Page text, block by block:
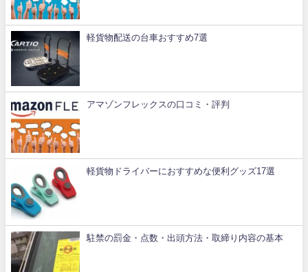
軽貨物配送の台車おすすめ7選
アマゾンフレックスの口コミ・評判
軽貨物ドライバーにおすすめな便利グッズ17選
駐禁の罰金・点数・出頭方法・取締り内容の基本